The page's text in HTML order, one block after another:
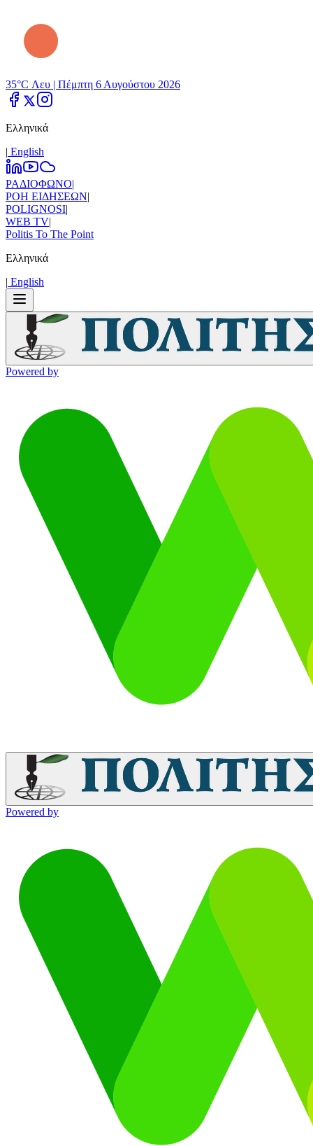
35°C Λευ | Πέμπτη 6 Αυγούστου 2026
Ελληνικά
| Εnglish
ΡΑΔΙΟΦΩΝΟ|
ΡΟΗ ΕΙΔΗΣΕΩΝ|
POLIGNOSI|
WEB TV|
Politis To The Point
Ελληνικά
| Εnglish
Powered by
Powered by